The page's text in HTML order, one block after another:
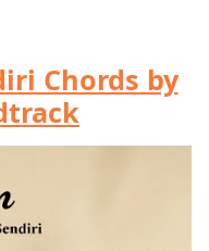
Chords by